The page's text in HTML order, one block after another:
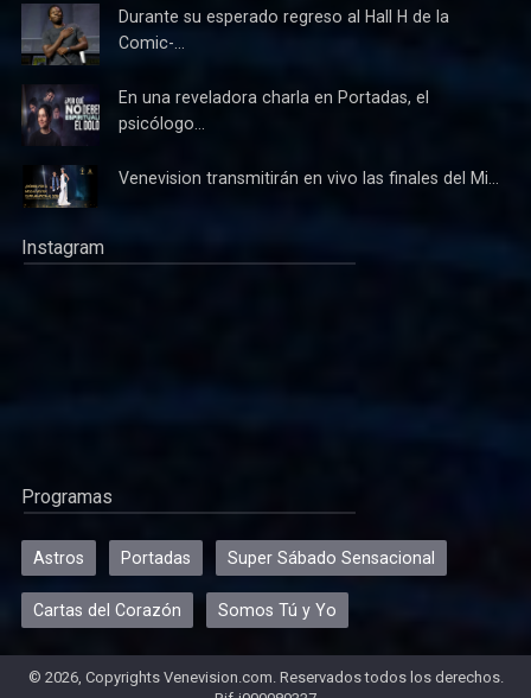
Durante su esperado regreso al Hall H de la
Comic-...
En una reveladora charla en Portadas, el
psicólogo...
Venevision transmitirán en vivo las finales del Mi...
Instagram
Programas
Astros Portadas Super Sábado Sensacional
Cartas del Corazón Somos Tú y Yo
© 2026, Copyrights Venevision.com. Reservados todos los derechos.